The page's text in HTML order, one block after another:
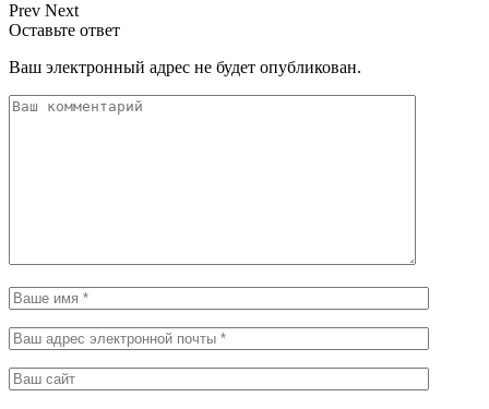
Prev Next
Оставьте ответ
Ваш электронный адрес не будет опубликован.